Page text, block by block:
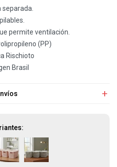
separada.
permite ventilación.
(PP)
Rischioto
Brasil